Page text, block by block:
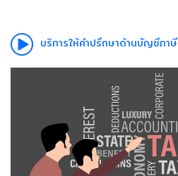
บริการให้คำปรึกษาด้านบัญชีภาษี